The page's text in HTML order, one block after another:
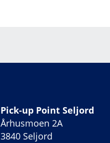
Pick-up Point Seljord
Århusmoen 2A
3840 Seljord